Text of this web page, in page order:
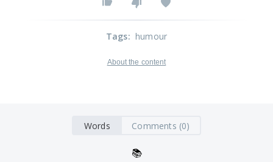
Tags: humour
About the content
Words Comments (0)
📚